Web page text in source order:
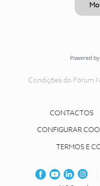
Condições do Fórum
CONTACTOS
CONFIGURAR
TERMOS E